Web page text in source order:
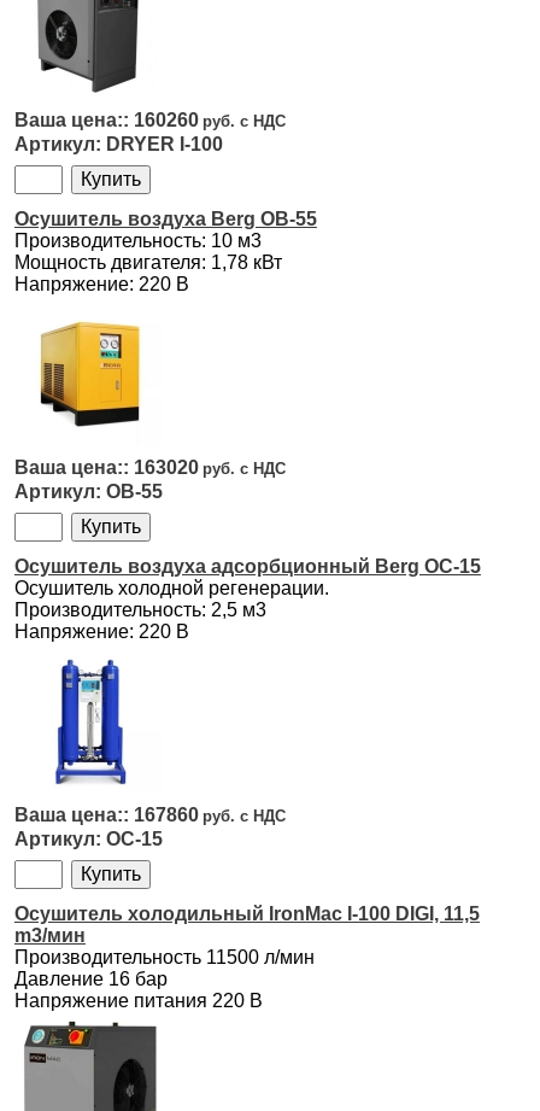
160260
DRYER I-100
Осушитель воздуха Berg OB-55
Производительность: 10 м3
Мощность двигателя: 1,78 кВт
Напряжение: 220 В
163020
OB-55
Осушитель воздуха адсорбционный Berg ОС-15
Осушитель холодной регенерации.
Производительность: 2,5 м3
Напряжение: 220 В
167860
ОС-15
Осушитель холодильный IronMac I-100 DIGI, 11,5
m3/мин
Производительность 11500 л/мин
Давление 16 бар
Напряжение питания 220 В